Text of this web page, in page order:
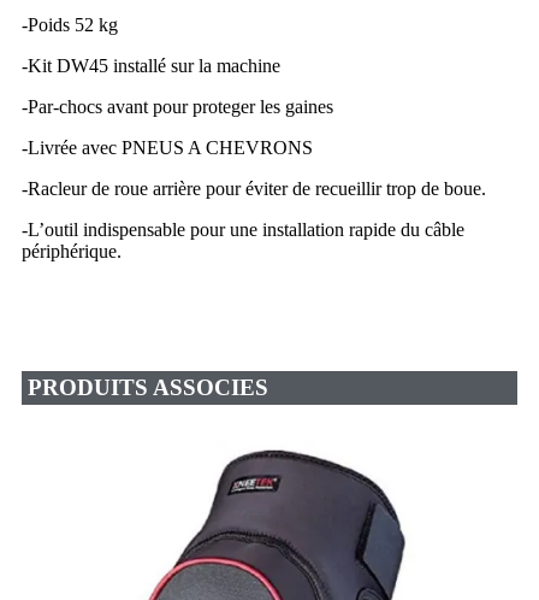
-Poids 52 kg
-Kit DW45 installé sur la machine
-Par-chocs avant pour proteger les gaines
-Livrée avec PNEUS A CHEVRONS
-Racleur de roue arrière pour éviter de recueillir trop de boue.
-L’outil indispensable pour une installation rapide du câble
périphérique.
PRODUITS ASSOCIES